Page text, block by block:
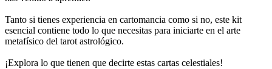
Tanto si tienes experiencia en cartomancia como si no, este kit
esencial contiene todo lo que necesitas para iniciarte en el arte
metafísico del tarot astrológico.
¡Explora lo que tienen que decirte estas cartas celestiales!